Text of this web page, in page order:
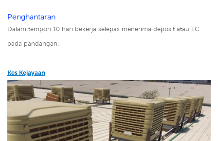
Penghantaran
Dalam tempoh 10 hari bekerja selepas menerima deposit atau LC
pada pandangan.
Kes Kejayaan